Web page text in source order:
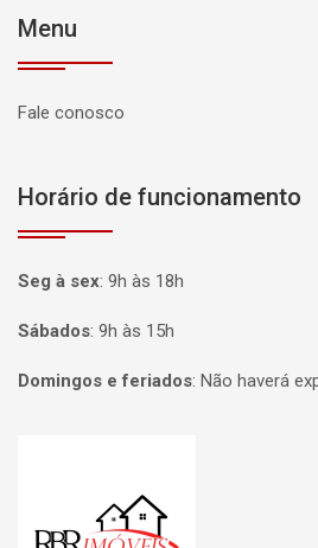
Menu
Fale conosco
Horário de funcionamento
Seg à sex: 9h às 18h
Sábados: 9h às 15h
Domingos e feriados: Não haverá